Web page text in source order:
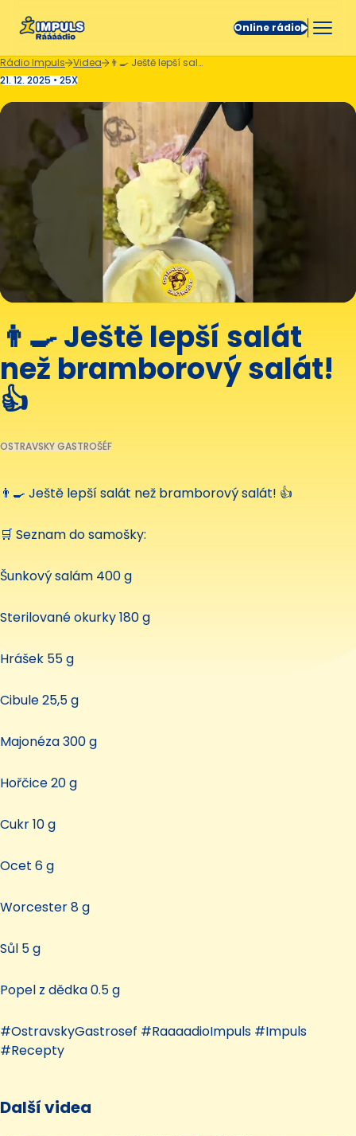
Online rádio
Rádio Impuls Videa
👨‍🍳 Ještě lepší salát než bramborový salát! 👍
21. 12. 2025 • 25X
👨‍🍳 Ještě lepší salát
než bramborový salát!
👍
OSTRAVSKY GASTROŠÉF
👨‍🍳 Ještě lepší salát než bramborový salát! 👍
🛒 Seznam do samošky:
Šunkový salám 400 g
Sterilované okurky 180 g
Hrášek 55 g
Cibule 25,5 g
Majonéza 300 g
Hořčice 20 g
Cukr 10 g
Ocet 6 g
Worcester 8 g
Sůl 5 g
Popel z dědka 0.5 g
#OstravskyGastrosef #RaaaadioImpuls #Impuls
#Recepty
Další videa